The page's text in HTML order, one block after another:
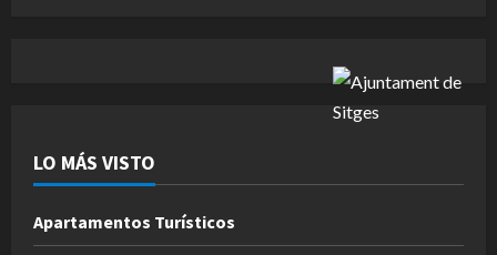
LO MÁS VISTO
Apartamentos Turísticos